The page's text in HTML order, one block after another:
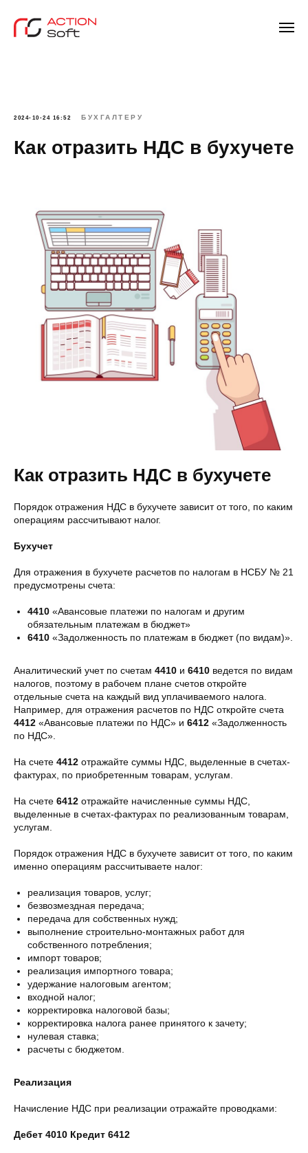
2024-10-24 16:52 БУХГАЛТЕРУ
Как отразить НДС в бухучете
Как отразить НДС в бухучете
Порядок отражения НДС в бухучете зависит от того, по каким
операциям рассчитывают налог.
Бухучет
Для отражения в бухучете расчетов по налогам в НСБУ № 21
предусмотрены счета:
4410 «Авансовые платежи по налогам и другим
обязательным платежам в бюджет»
6410 «Задолженность по платежам в бюджет (по видам)».
Аналитический учет по счетам 4410 и 6410 ведется по видам
налогов, поэтому в рабочем плане счетов откройте
отдельные счета на каждый вид уплачиваемого налога.
Например, для отражения расчетов по НДС откройте счета
4412 «Авансовые платежи по НДС» и 6412 «Задолженность
по НДС».
На счете 4412 отражайте суммы НДС, выделенные в счетах-
фактурах, по приобретенным товарам, услугам.
На счете 6412 отражайте начисленные суммы НДС,
выделенные в счетах-фактурах по реализованным товарам,
услугам.
Порядок отражения НДС в бухучете зависит от того, по каким
именно операциям рассчитываете налог:
реализация товаров, услуг;
безвозмездная передача;
передача для собственных нужд;
выполнение строительно-монтажных работ для
собственного потребления;
импорт товаров;
реализация импортного товара;
удержание налоговым агентом;
входной налог;
корректировка налоговой базы;
корректировка налога ранее принятого к зачету;
нулевая ставка;
расчеты с бюджетом.
Реализация
Начисление НДС при реализации отражайте проводками:
Дебет 4010 Кредит 6412